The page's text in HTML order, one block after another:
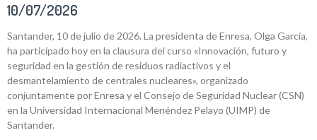
10/07/2026
Santander, 10 de julio de 2026. La presidenta de Enresa, Olga García,
ha participado hoy en la clausura del curso «Innovación, futuro y
seguridad en la gestión de residuos radiactivos y el
desmantelamiento de centrales nucleares», organizado
conjuntamente por Enresa y el Consejo de Seguridad Nuclear (CSN)
en la Universidad Internacional Menéndez Pelayo (UIMP) de
Santander.